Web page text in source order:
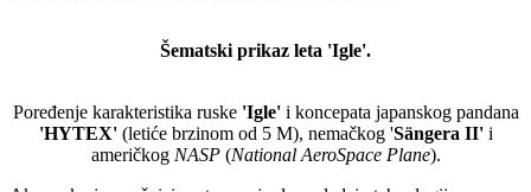
Šematski prikaz leta 'Igle'.
Poređenje karakteristika ruske 'Igle'i koncepata japanskog pandana
'HYTEX'(letiće brzinom od 5 M), nemačkog 'Sängera II'i
američkog NASP(National AeroSpace Plane).